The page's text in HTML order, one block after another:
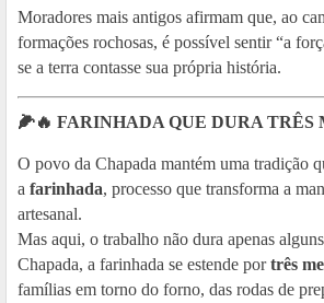
Moradores mais antigos afirmam que, ao
formações rochosas, é possível sentir “a
se a terra contasse sua própria história.
🌽🔥 FARINHADA QUE DURA TRÊS
O povo da Chapada mantém uma tradição
a farinhada, processo que transforma a
artesanal.
Mas aqui, o trabalho não dura apenas
Chapada, a farinhada se estende portrês
famílias em torno do forno, das rodas de